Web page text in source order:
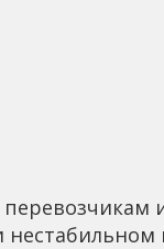
перевозчикам
нестабильном